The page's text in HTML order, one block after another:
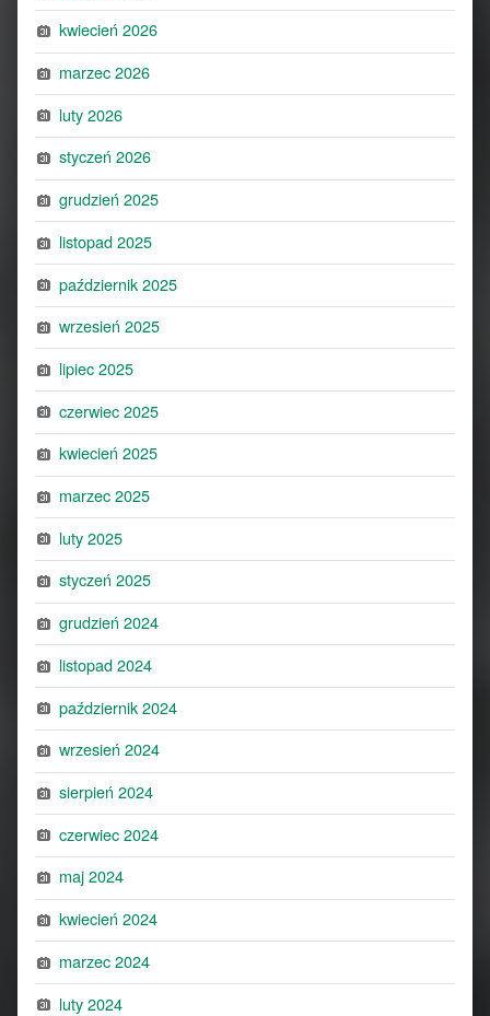
kwiecień 2026
marzec 2026
luty 2026
styczeń 2026
grudzień 2025
listopad 2025
październik 2025
wrzesień 2025
lipiec 2025
czerwiec 2025
kwiecień 2025
marzec 2025
luty 2025
styczeń 2025
grudzień 2024
listopad 2024
październik 2024
wrzesień 2024
sierpień 2024
czerwiec 2024
maj 2024
kwiecień 2024
marzec 2024
luty 2024